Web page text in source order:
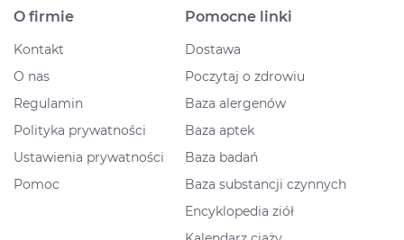
O firmie
Kontakt
O nas
Regulamin
Polityka prywatności
Ustawienia prywatności
Pomoc
Pomocne linki
Dostawa
Poczytaj o zdrowiu
Baza alergenów
Baza aptek
Baza badań
Baza substancji czynnych
Encyklopedia ziół